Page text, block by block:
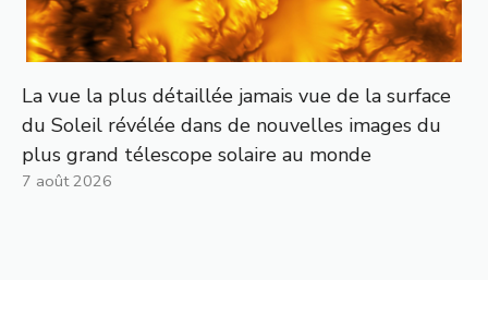
La vue la plus détaillée jamais vue de la surface
du Soleil révélée dans de nouvelles images du
plus grand télescope solaire au monde
7 août 2026